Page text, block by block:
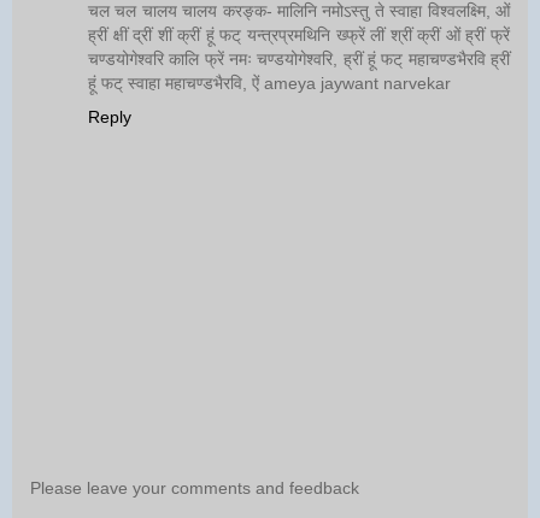
चल चल चालय चालय करङ्क- मालिनि नमोऽस्तु ते स्वाहा विश्वलक्ष्मि, ओं
ह्रीं क्षीं द्रीं शीं क्रीं हूं फट् यन्त्रप्रमथिनि ख्फ्रें लीं श्रीं क्रीं ओं ह्रीं फ्रें
चण्डयोगेश्वरि कालि फ्रें नमः चण्डयोगेश्वरि, ह्रीं हूं फट् महाचण्डभैरवि ह्रीं
हूं फट् स्वाहा महाचण्डभैरवि, ऐं ameya jaywant narvekar
Reply
Please leave your comments and feedback